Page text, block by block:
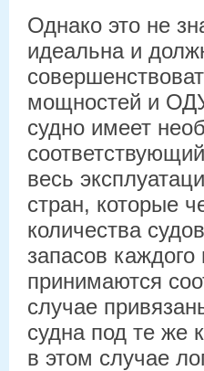
Однако это не
идеальна и
мощностей и
судно имеет
весь
стран, которые
количества
запасов
принимаются
случае
судна под те же
в этом случае